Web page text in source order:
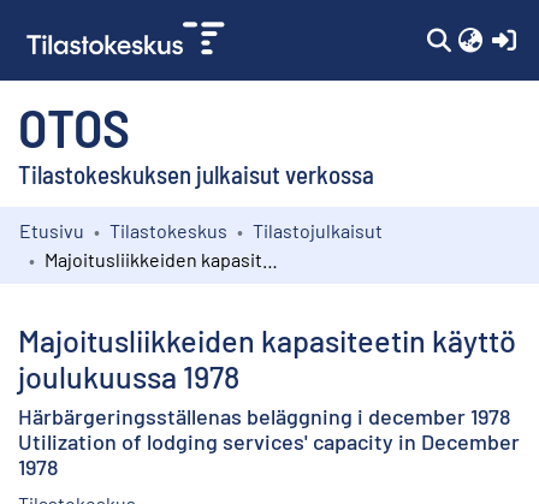
OTOS
Tilastokeskuksen julkaisut verkossa
Kokoelmat
Etusivu Tilastokeskus
Tilastojulkaisut
Majoitusliikkeiden kapasiteetin käyttö
joulukuussa 1978
Härbärgeringsställenas beläggning i december 1978
Utilization of lodging services' capacity in December
1978